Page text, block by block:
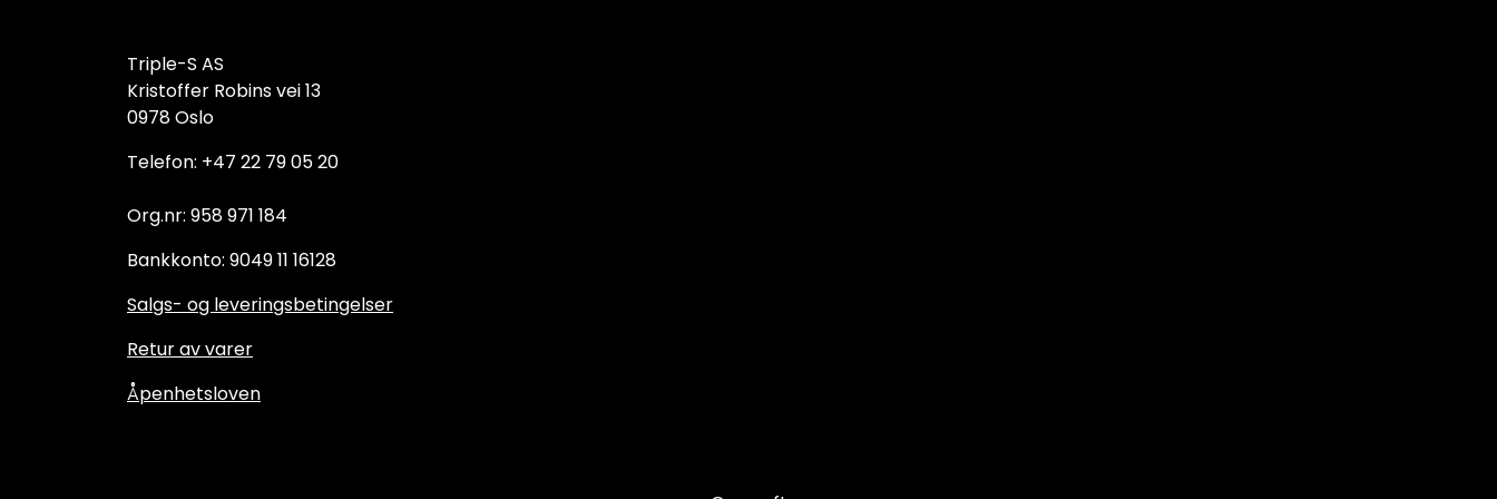
Triple-S AS
Kristoffer Robins vei 13
0978 Oslo
Telefon: +47 22 79 05 20
Org.nr: 958 971 184
Bankkonto: 9049 11 16128
Salgs- og leveringsbetingelser
Retur av varer
Åpenhetsloven